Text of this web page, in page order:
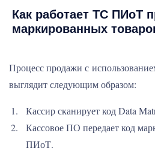
Как работает ТС ПИоТ
маркированных
Процесс продажи с
выглядит следующим образом:
Кассир сканирует код Data
Кассовое ПО передает код
ПИоТ.